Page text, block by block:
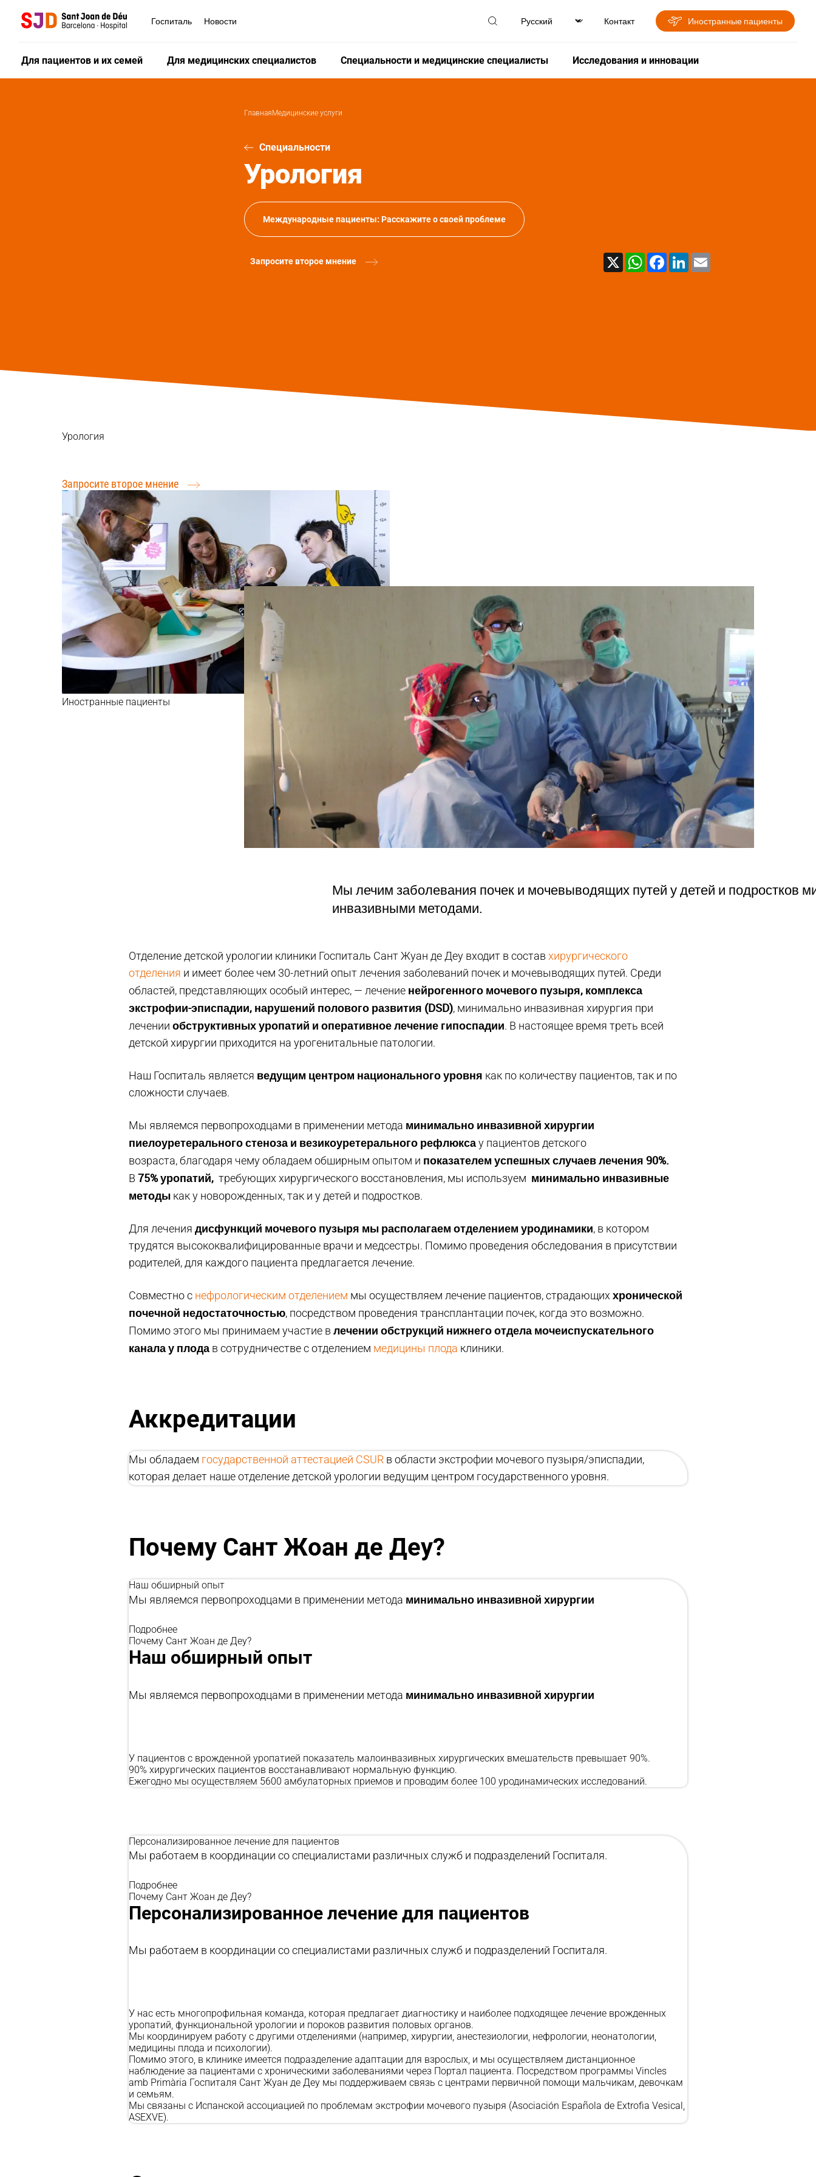
основному
Госпиталь Новости Контакт Иностранные пациенты
Для пациентов и их семей Для медицинских специалистов Специальности и медицинские специалисты Исследования и инновации
ГлавнаяМедицинские услуги
Специальности
Урология
Международные пациенты: Расскажите о своей проблеме
Запросите второе мнение X WhatsAppFacebook
LinkedIn
Урология
Запросите второе мнение
Иностранные пациенты
Мы лечим заболевания почек и мочевыводящих путей у детей и подростков
инвазивными методами.
Отделение детской урологии клиники Госпиталь Сант Жуан де Деу входит в состав хирургического
отделения и имеет более чем 30-летний опыт лечения заболеваний почек и мочевыводящих путей. Среди
областей, представляющих особый интерес, — лечение нейрогенного мочевого пузыря, комплекса
экстрофии-эписпадии, нарушений полового развития (DSD), минимально инвазивная хирургия при
лечении обструктивных уропатий и оперативное лечение гипоспадии. В настоящее время треть всей
детской хирургии приходится на урогенитальные патологии.
Наш Госпиталь является ведущим центром национального уровня как по количеству пациентов, так и по
сложности случаев.
Мы являемся первопроходцами в применении метода минимально инвазивной хирургии
пиелоуретерального стеноза и везикоуретерального рефлюксау пациентов детского
возраста, благодаря чему обладаем обширным опытом и показателем успешных случаев лечения 90%.
В 75% уропатий, требующих хирургического восстановления, мы используем минимально инвазивные
методы как у новорожденных, так и у детей и подростков.
Для лечения дисфункций мочевого пузыря мы располагаем отделением уродинамики, в котором
трудятся высококвалифицированные врачи и медсестры. Помимо проведения обследования в присутствии
родителей, для каждого пациента предлагается лечение.
Совместно с нефрологическим отделением мы осуществляем лечение пациентов, страдающих хронической
почечной недостаточностью, посредством проведения трансплантации почек, когда это возможно.
Помимо этого мы принимаем участие в лечении обструкций нижнего отдела мочеиспускательного
канала у плода в сотрудничестве с отделением медицины плода клиники.
Аккредитации
Мы обладаем государственной аттестацией CSUR в области экстрофии мочевого пузыря/эписпадии,
которая делает наше отделение детской урологии ведущим центром государственного уровня.
Почему Сант Жоан де Деу?
Наш обширный опыт
Мы являемся первопроходцами в применении метода минимально инвазивной хирургии
Подробнее
Почему Сант Жоан де Деу?
Наш обширный опыт
Мы являемся первопроходцами в применении метода минимально инвазивной хирургии
У пациентов с врожденной уропатией показатель малоинвазивных хирургических вмешательств превышает 90%.
90% хирургических пациентов восстанавливают нормальную функцию.
Ежегодно мы осуществляем 5600 амбулаторных приемов и проводим более 100 уродинамических исследований.
Персонализированное лечение для пациентов
Мы работаем в координации со специалистами различных служб и подразделений Госпиталя.
Подробнее
Почему Сант Жоан де Деу?
Персонализированное лечение для пациентов
Мы работаем в координации со специалистами различных служб и подразделений Госпиталя.
У нас есть многопрофильная команда, которая предлагает диагностику и наиболее подходящее лечение врожденных
уропатий, функциональной урологии и пороков развития половых органов.
Мы координируем работу с другими отделениями (например, хирургии анестезиологии нефрологии неонатологии
медицины плода и психологии).
Помимо этого, в клинике имеется подразделение адаптации для взрослых, и мы осуществляем дистанционное
наблюдение за пациентами с хроническими заболеваниями через Портал пациента. Посредством программы Vincles
amb Primària Госпиталя Сант Жуан де Деу мы поддерживаем связь с центрами первичной помощи мальчикам, девочкам
и семьям.
Мы связаны с Испанской ассоциацией по проблемам экстрофии мочевого пузыря (Asociación Española de Extrofia Vesical,
ASEXVE).